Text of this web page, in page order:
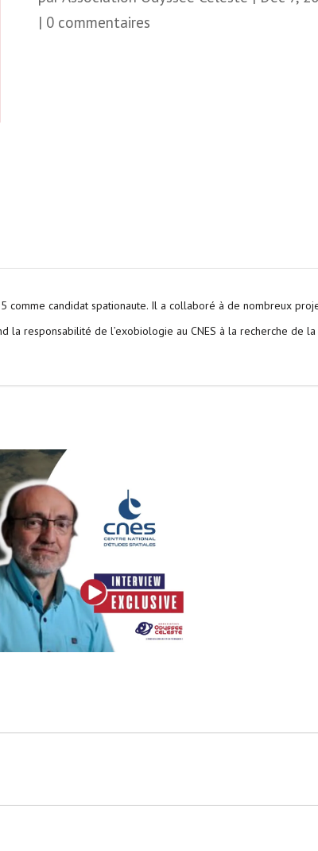
| 0 commentaires
comme candidat spationaute. Il a collaboré à de nombreux
la responsabilité de l’exobiologie au CNES à la recherche de la